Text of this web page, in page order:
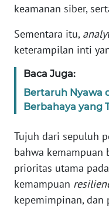
keamanan siber,
Sementara itu,
keterampilan inti
Baca Juga:
Bertaruh Nyawa
Berbahaya yang
Tujuh dari sepuluh
bahwa
prioritas utama
kemampuan
kepemimpinan, dan
DISCLAIMER
News
Regional
WN
SUMUT
WN
JAKARTA
WN